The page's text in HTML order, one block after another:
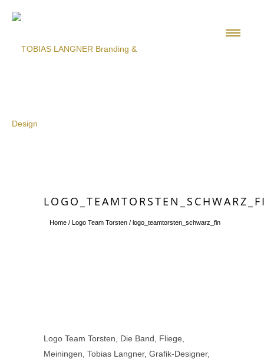
Home / Logo Team Torsten / logo_teamtorsten_schwarz_fin
Logo Team Torsten, Die Band, Fliege,
Meiningen, Tobias Langner, Grafik-Designer,